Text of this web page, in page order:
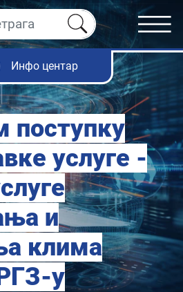
Инфо центар
поступку
услуге -
и
клима
у